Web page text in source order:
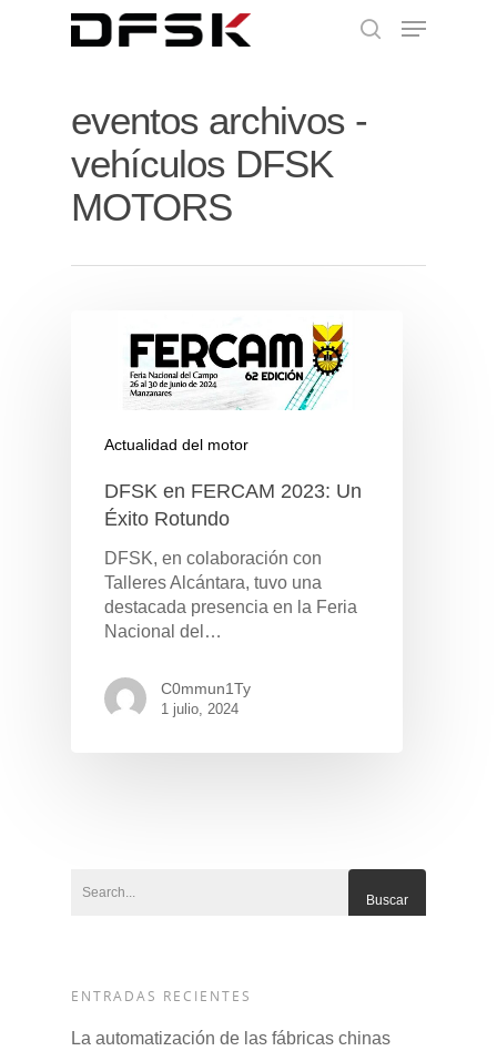
Pulse Enter para buscar o ESC para cerrar
eventos archivos -
vehículos DFSK
MOTORS
Actualidad del motor
DFSK en FERCAM 2023: Un
Éxito Rotundo
DFSK, en colaboración con
Talleres Alcántara, tuvo una
destacada presencia en la Feria
Nacional del…
C0mmun1Ty
1 julio, 2024
ENTRADAS RECIENTES
La automatización de las fábricas chinas